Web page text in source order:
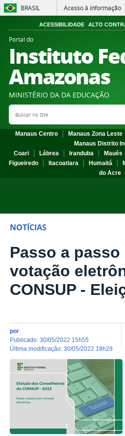
BRASIL Acesso à informação
ACESSIBILIDADE ALTO
Portal do
Instituto
Amazonas
MINISTÉRIO DA DA EDUCAÇÃO
Search Site
Manaus Centro Manaus Zona Leste
Manaus Distrito
Coari
Lábrea Iranduba Maués
Figueiredo
Itacoatiara Humaitá
do Acre
NOTÍCIAS
Passo a passo
votação
CONSUP -
por
publicado: 30/05/2022 15h55
última modificação: 30/05/2022 18h28